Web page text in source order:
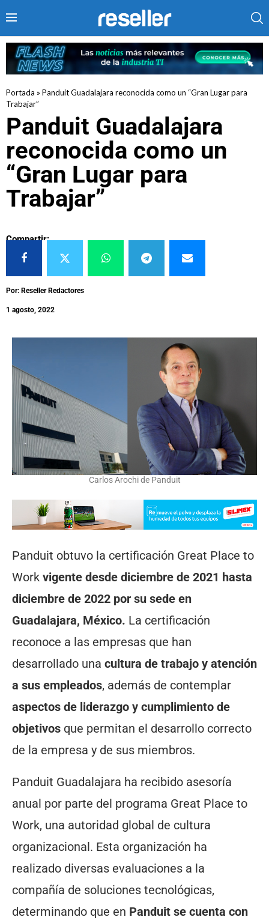
Portada » Panduit Guadalajara reconocida como un “Gran Lugar para
Trabajar”
Panduit Guadalajara
reconocida como un
“Gran Lugar para
Trabajar”
Compartir:
Por: Reseller Redactores
1 agosto, 2022
Carlos Arochi de Panduit
Panduit obtuvo la certificación Great Place to
Work vigente desde diciembre de 2021 hasta
diciembre de 2022 por su sede en
Guadalajara, México. La certificación
reconoce a las empresas que han
desarrollado una cultura de trabajo y atención
a sus empleados, además de contemplar
aspectos de liderazgo y cumplimiento de
objetivos que permitan el desarrollo correcto
de la empresa y de sus miembros.
Panduit Guadalajara ha recibido asesoría
anual por parte del programa Great Place to
Work, una autoridad global de cultura
organizacional. Esta organización ha
realizado diversas evaluaciones a la
compañía de soluciones tecnológicas,
determinando que en Panduit se cuenta con